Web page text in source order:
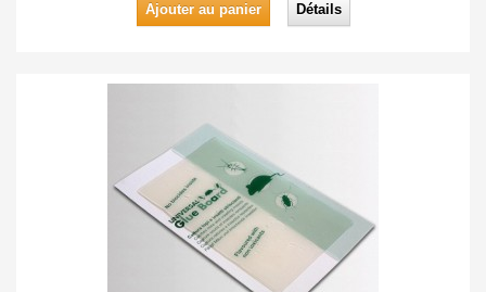
Ajouter au panier Détails